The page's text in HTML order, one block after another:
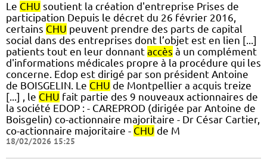
Le CHU soutient la création d'entreprise Prises de
participation Depuis le décret du 26 février 2016,
certains CHU peuvent prendre des parts de capital
social dans des entreprises dont l’objet est en lien [...]
patients tout en leur donnant accès à un complément
d'informations médicales propre à la procédure qui les
concerne. Edop est dirigé par son président Antoine
de BOISGELIN. Le CHU de Montpellier a acquis treize
[...] , le CHU fait partie des 9 nouveaux actionnaires de
la société EDOP : - CAREPROD (dirigée par Antoine de
Boisgelin) co-actionnaire majoritaire - Dr César Cartier,
co-actionnaire majoritaire - CHU de M
18/02/2026 15:25